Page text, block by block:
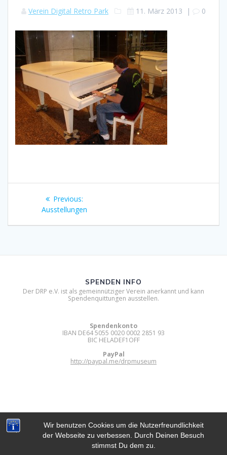
Wir benutzen Cookies um die Nutzerfreundlichkeit
der Webseite zu verbessen. Durch Deinen Besuch
stimmst Du dem zu.
Verein Digital Retro Park 11. März 2013 | 0
Beitragsnavigation
Previous:Previous
post:
Ausstellungen
DIGITAL RETRO PARK E.V.
SPENDEN INFO
Der DRP e.V. ist als gemeinnütziger Verein anerkannt und kann
Spendenquittungen ausstellen.
Spendenkonto
IBAN DE64 5055 0020 0002 2851 93
BIC HELADEF1OFF
PayPal
http://paypal.me/drpmuseum